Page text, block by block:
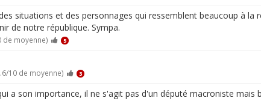
situations et des personnages qui ressemblent beaucoup à la
de notre république. Sympa.
de moyenne) 5
10 de moyenne) 3
a son importance, il ne s'agit pas d'un député macroniste